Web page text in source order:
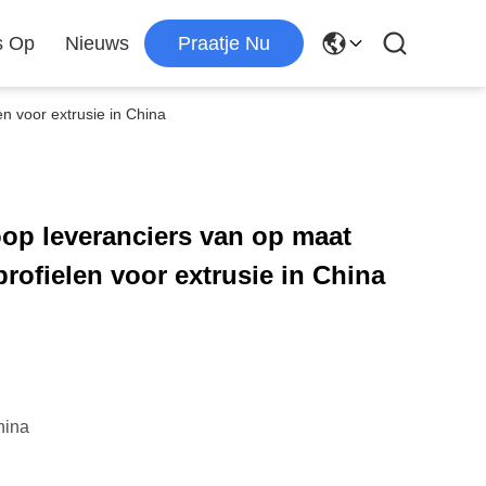
Op Nieuws Praatje Nu
voor extrusie in China
leveranciers van op maat
voor extrusie in China